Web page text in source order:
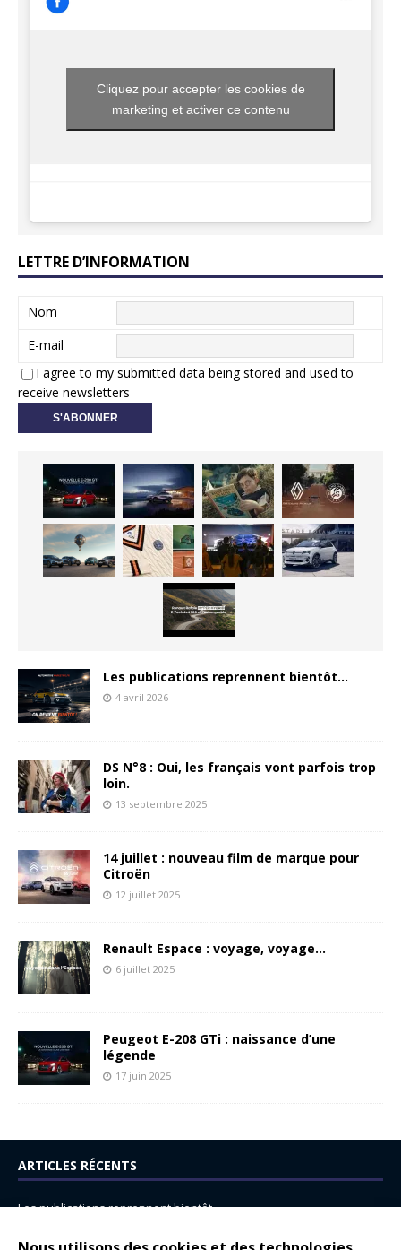
Cliquez pour accepter les cookies de
marketing et activer ce contenu
LETTRE D’INFORMATION
Nom
E-mail
I agree to my submitted data being stored and used to
receive newsletters
Les publications reprennent bientôt…
4 avril 2026
DS N°8 : Oui, les français vont parfois trop
loin.
13 septembre 2025
14 juillet : nouveau film de marque pour
Citroën
12 juillet 2025
Renault Espace : voyage, voyage…
6 juillet 2025
Peugeot E-208 GTi : naissance d’une
légende
17 juin 2025
ARTICLES RÉCENTS
Les publications reprennent bientôt…